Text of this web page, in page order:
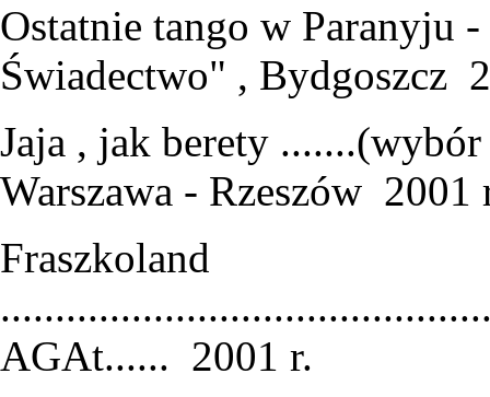
Ostatnie tango w
Świadectwo" , Bydgoszcz
Jaja , jak berety
Warszawa - Rzeszów 2001
Fraszkoland
AGAt...... 2001 r.